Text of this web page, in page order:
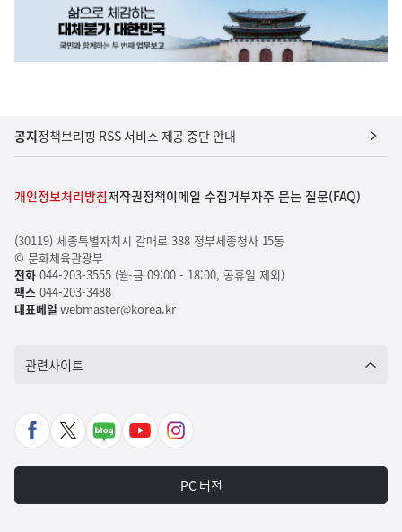
공지정책브리핑 RSS 서비스 제공 중단 안내
개인정보처리방침저작권정책이메일 수집거부자주 묻는 질문(FAQ)
(30119) 세종특별자치시 갈매로 388 정부세종청사 15동
© 문화체육관광부
전화044-203-3555 (월-금 09:00 - 18:00, 공휴일 제외)
팩스044-203-3488
대표메일 webmaster@korea.kr
관련사이트
페
북
X
가
네
포
유
바
인
타
그
PC 버전